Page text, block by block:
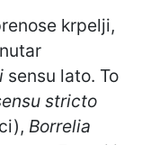
krpelji,
sensu lato. To
stricto
Borrelia